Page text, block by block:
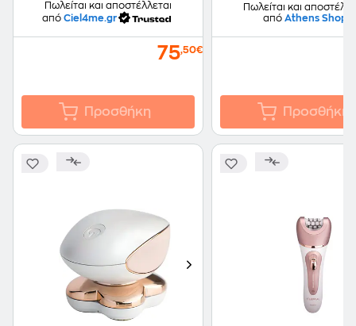
Πωλείται και αποστέλλεται
από Ciel4me.gr
75,50€
Προσθήκη
Πωλείται και
από Athens Shop
Προσθήκη